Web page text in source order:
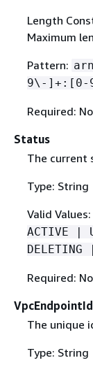
Length
Maximum
Pattern:
9\-]+:[0-
Required: No
Status
The current
Type: String
Valid Values:
ACTIVE |
DELETING
Required: No
VpcEndpointId
The unique
Type: String